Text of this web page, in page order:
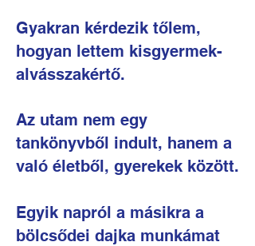
Gyakran kérdezik tőlem,
hogyan lettem kisgyermek-
alvásszakértő.
Az utam nem egy
tankönyvből indult, hanem a
való életből, gyerekek között.
Egyik napról a másikra a
bölcsődei dajka munkámat